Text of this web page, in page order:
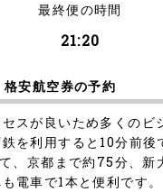
最終便の時間
21:20
安航空券の予約
スが良いため多くのビ
を利用すると10分前後
、京都まで約75分、
電車で1本と便利です。